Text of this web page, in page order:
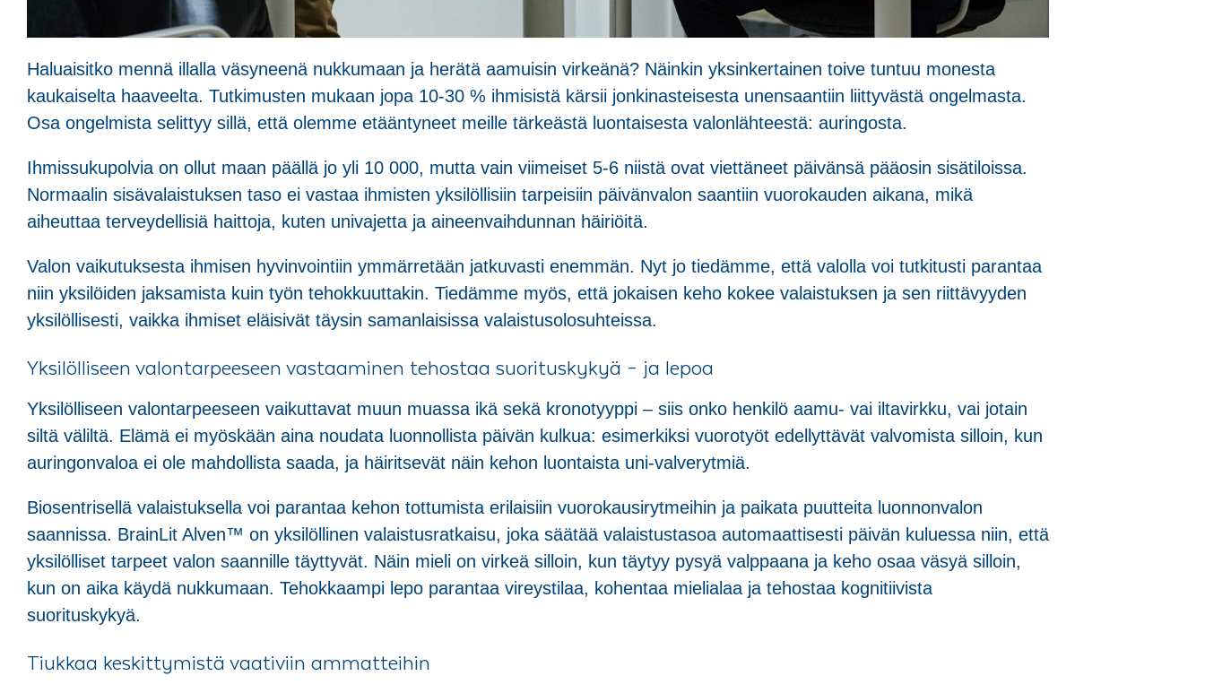
Haluaisitko mennä illalla väsyneenä nukkumaan ja herätä aamuisin virkeänä? Näinkin yksinkertainen toive tuntuu monesta
kaukaiselta haaveelta. Tutkimusten mukaan jopa 10-30 % ihmisistä kärsii jonkinasteisesta unensaantiin liittyvästä ongelmasta.
Osa ongelmista selittyy sillä, että olemme etääntyneet meille tärkeästä luontaisesta valonlähteestä: auringosta.
Ihmissukupolvia on ollut maan päällä jo yli 10 000, mutta vain viimeiset 5-6 niistä ovat viettäneet päivänsä pääosin sisätiloissa.
Normaalin sisävalaistuksen taso ei vastaa ihmisten yksilöllisiin tarpeisiin päivänvalon saantiin vuorokauden aikana, mikä
aiheuttaa terveydellisiä haittoja, kuten univajetta ja aineenvaihdunnan häiriöitä.
Valon vaikutuksesta ihmisen hyvinvointiin ymmärretään jatkuvasti enemmän. Nyt jo tiedämme, että valolla voi tutkitusti parantaa
niin yksilöiden jaksamista kuin työn tehokkuuttakin. Tiedämme myös, että jokaisen keho kokee valaistuksen ja sen riittävyyden
yksilöllisesti, vaikka ihmiset eläisivät täysin samanlaisissa valaistusolosuhteissa.
Yksilölliseen valontarpeeseen vastaaminen tehostaa suorituskykyä – ja lepoa
Yksilölliseen valontarpeeseen vaikuttavat muun muassa ikä sekä kronotyyppi – siis onko henkilö aamu- vai iltavirkku, vai jotain
siltä väliltä. Elämä ei myöskään aina noudata luonnollista päivän kulkua: esimerkiksi vuorotyöt edellyttävät valvomista silloin, kun
auringonvaloa ei ole mahdollista saada, ja häiritsevät näin kehon luontaista uni-valverytmiä.
Biosentrisellä valaistuksella voi parantaa kehon tottumista erilaisiin vuorokausirytmeihin ja paikata puutteita luonnonvalon
saannissa. BrainLit Alven™ on yksilöllinen valaistusratkaisu, joka säätää valaistustasoa automaattisesti päivän kuluessa niin, että
yksilölliset tarpeet valon saannille täyttyvät. Näin mieli on virkeä silloin, kun täytyy pysyä valppaana ja keho osaa väsyä silloin,
kun on aika käydä nukkumaan. Tehokkaampi lepo parantaa vireystilaa, kohentaa mielialaa ja tehostaa kognitiivista
suorituskykyä.
Tiukkaa keskittymistä vaativiin ammatteihin